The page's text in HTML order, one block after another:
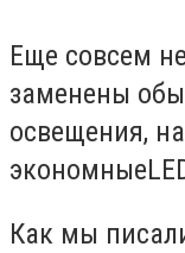
Еще совсем
заменены
освещения,
Как мы